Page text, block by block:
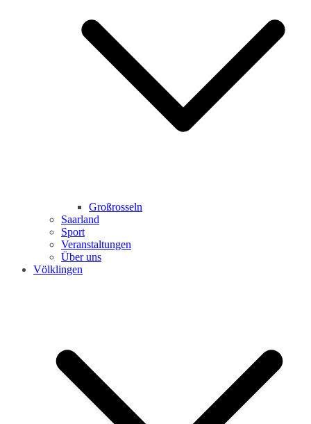
Großrosseln
Saarland
Sport
Veranstaltungen
Über uns
Völklingen